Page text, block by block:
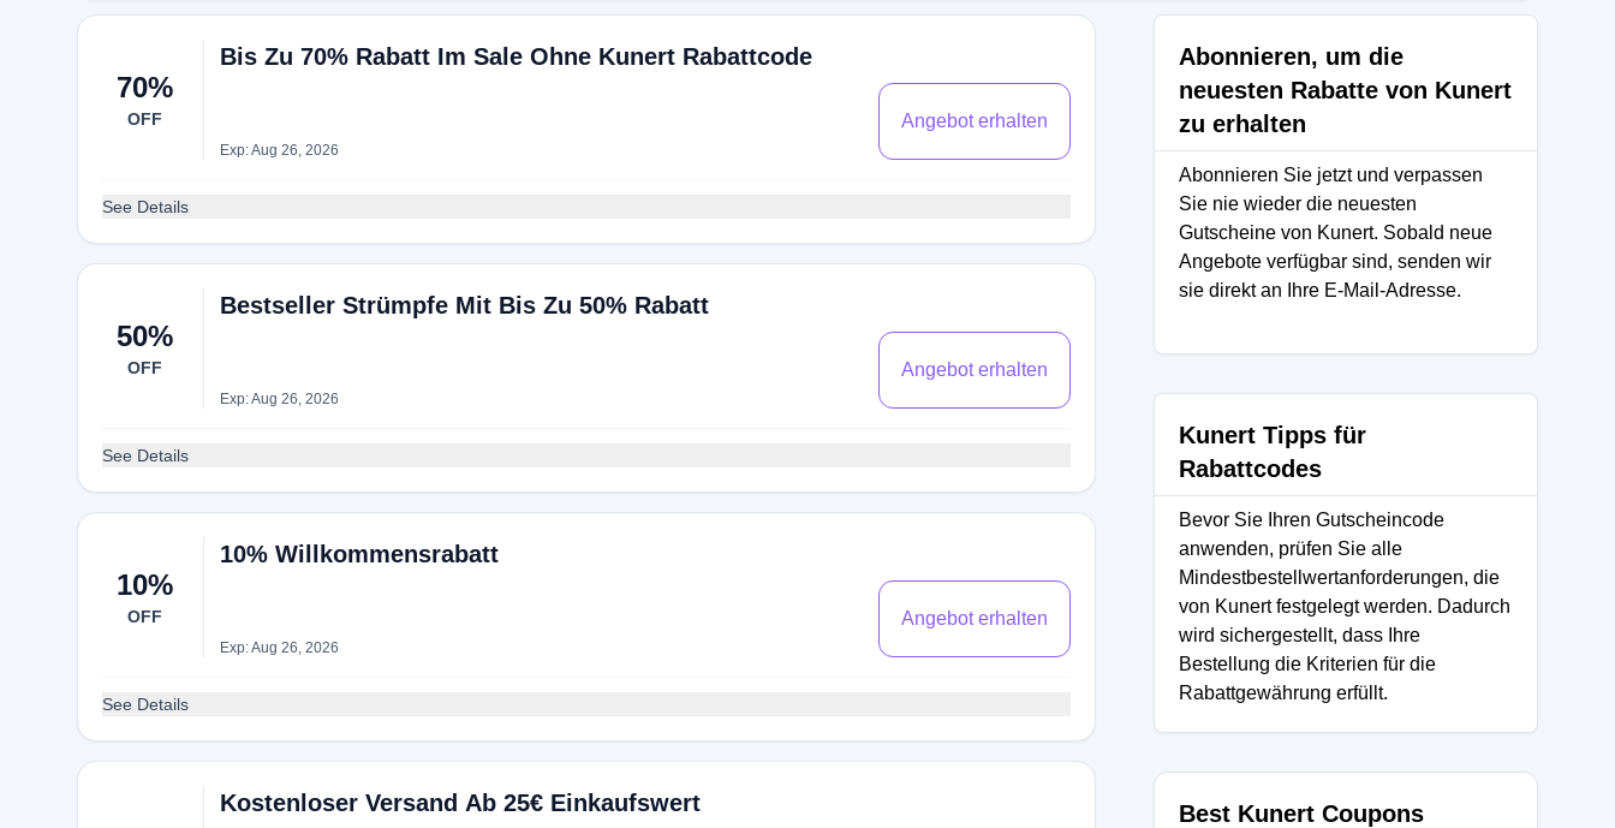
70%
OFF
Bis Zu 70% Rabatt Im Sale Ohne Kunert Rabattcode
Exp: Aug 26, 2026
Angebot erhalten
See Details
50%
OFF
Bestseller Strümpfe Mit Bis Zu 50% Rabatt
Exp: Aug 26, 2026
Angebot erhalten
See Details
10%
OFF
10% Willkommensrabatt
Exp: Aug 26, 2026
Angebot erhalten
See Details
Kostenloser Versand Ab 25€ Einkaufswert
Abonnieren, um die
neuesten Rabatte von Kunert
zu erhalten
Abonnieren Sie jetzt und verpassen
Sie nie wieder die neuesten
Gutscheine von Kunert. Sobald neue
Angebote verfügbar sind, senden wir
sie direkt an Ihre E-Mail-Adresse.
Kunert Tipps für
Rabattcodes
Bevor Sie Ihren Gutscheincode
anwenden, prüfen Sie alle
Mindestbestellwertanforderungen, die
von Kunert festgelegt werden. Dadurch
wird sichergestellt, dass Ihre
Bestellung die Kriterien für die
Rabattgewährung erfüllt.
Best Kunert Coupons